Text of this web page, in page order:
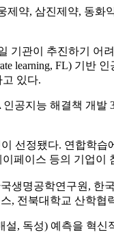
약, 삼진제약, 동화
관이 추진하기 어
learning, FL) 기반
고 있다.
지능 해결책 개발
선정됐다. 연합학
페이스 등의 기업이
생명공학연구원, 한
, 전북대학교 산학협
, 독성) 예측을 혁신